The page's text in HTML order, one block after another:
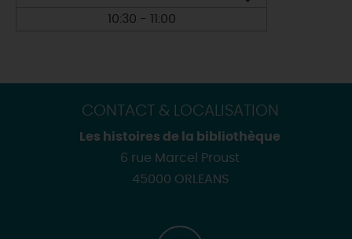
10:30 - 11:00
CONTACT & LOCALISATION
Les histoires de la bibliothèque
6 rue Marcel Proust
45000 ORLEANS